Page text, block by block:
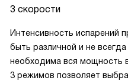
3 скорости
Интенсивность испарений
быть различной и не
необходима вся мощность
3 режимов позволяет